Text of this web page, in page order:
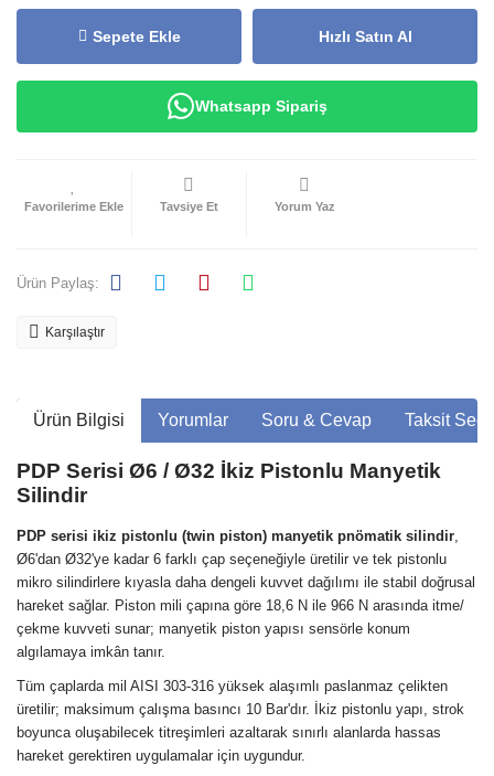
Sepete Ekle Hızlı Satın Al
Whatsapp Sipariş
Tavsiye Et Yorum Yaz
Ürün Paylaş:
Karşılaştır
Ürün Bilgisi Yorumlar Soru & Cevap Taksit
PDP Serisi Ø6 / Ø32 İkiz Pistonlu Manyetik
Silindir
PDP serisi ikiz pistonlu (twin piston) manyetik pnömatik silindir,
Ø6'dan Ø32'ye kadar 6 farklı çap seçeneğiyle üretilir ve tek pistonlu
mikro silindirlere kıyasla daha dengeli kuvvet dağılımı ile stabil doğrusal
hareket sağlar. Piston mili çapına göre 18,6 N ile 966 N arasında itme/
çekme kuvveti sunar; manyetik piston yapısı sensörle konum
algılamaya imkân tanır.
Tüm çaplarda mil AISI 303-316 yüksek alaşımlı paslanmaz çelikten
üretilir; maksimum çalışma basıncı 10 Bar'dır. İkiz pistonlu yapı, strok
boyunca oluşabilecek titreşimleri azaltarak sınırlı alanlarda hassas
hareket gerektiren uygulamalar için uygundur.